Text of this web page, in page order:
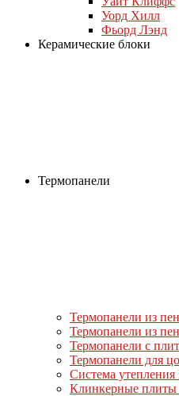
Уорд Хилл
Фьорд Лэнд
Керамические блоки
Термопанели
Термопанели из
Термопанели из
Термопанели с
Термопанели для
Система
Клинкерные